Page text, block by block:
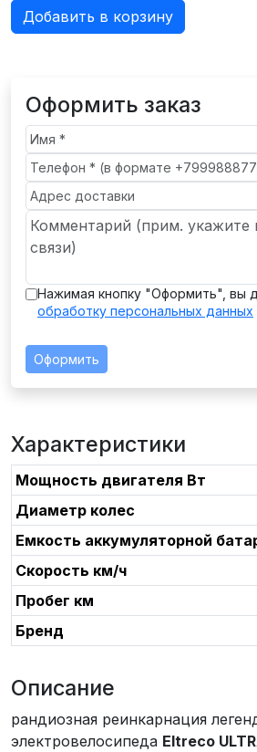
Добавить в корзину
Оформить заказ
Нажимая кнопку "Оформить", вы
обработку персональных данных
Оформить
Характеристики
Мощность двигателя Вт
Диаметр колес
Емкость аккумуляторной
Скорость км/ч
Пробег км
Бренд
Описание
рандиозная реинкарнация
электровелосипеда Eltreco